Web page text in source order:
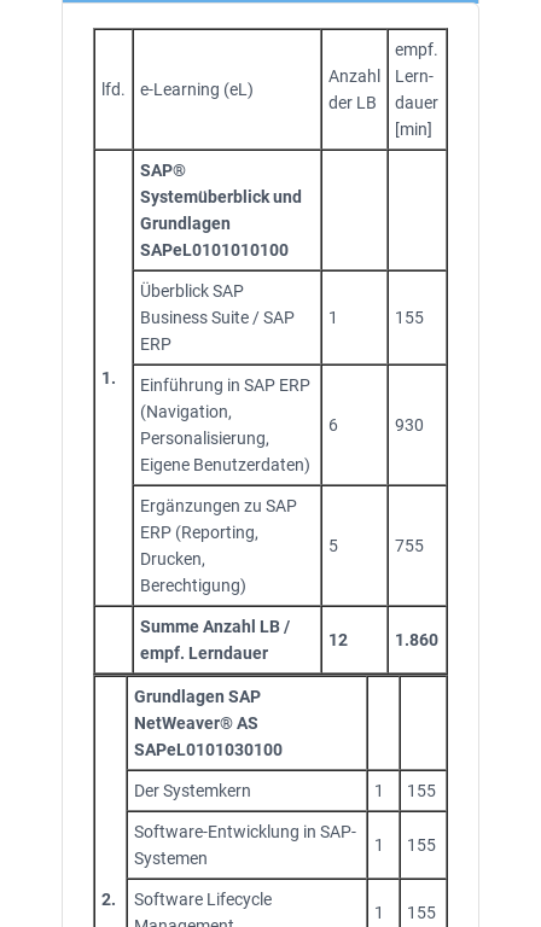
lfd. e-Learning (eL)
Anzahl
der LB
empf.
Lern-
dauer
[min]
1.
SAP®
Systemüberblick und
Grundlagen
SAPeL0101010100
Überblick SAP
Business Suite / SAP
ERP
1 155
Einführung in SAP ERP
(Navigation,
Personalisierung,
Eigene Benutzerdaten)
6 930
Ergänzungen zu SAP
ERP (Reporting,
Drucken,
Berechtigung)
5 755
Summe Anzahl LB /
empf. Lerndauer
12 1.860
2.
Grundlagen SAP
NetWeaver® AS
SAPeL0101030100
Der Systemkern 1 155
Software-Entwicklung in SAP-
Systemen
1 155
Software Lifecycle
1 155